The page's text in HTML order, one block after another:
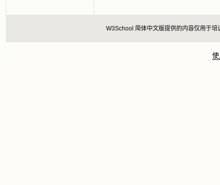
W3School 简体中文版提供的内容仅用于